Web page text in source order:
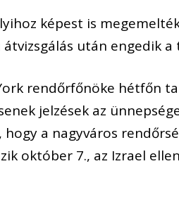
képest is
után engedik
York rendőrfőnöke
jelzések az
a nagyváros
október 7., az Izrael